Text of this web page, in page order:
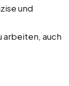
und
arbeiten, auch